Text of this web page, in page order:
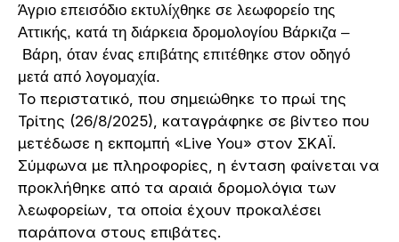
Άγριο επεισόδιο εκτυλίχθηκε σε λεωφορείο της
Αττικής, κατά τη διάρκεια δρομολογίου Βάρκιζα –
Βάρη, όταν ένας επιβάτης επιτέθηκε στον οδηγό
μετά από λογομαχία.
Το περιστατικό, που σημειώθηκε το πρωί της
Τρίτης (26/8/2025), καταγράφηκε σε βίντεο που
μετέδωσε η εκπομπή «Live You» στον ΣΚΑΪ.
Σύμφωνα με πληροφορίες, η ένταση φαίνεται να
προκλήθηκε από τα αραιά δρομολόγια των
λεωφορείων, τα οποία έχουν προκαλέσει
παράπονα στους επιβάτες.